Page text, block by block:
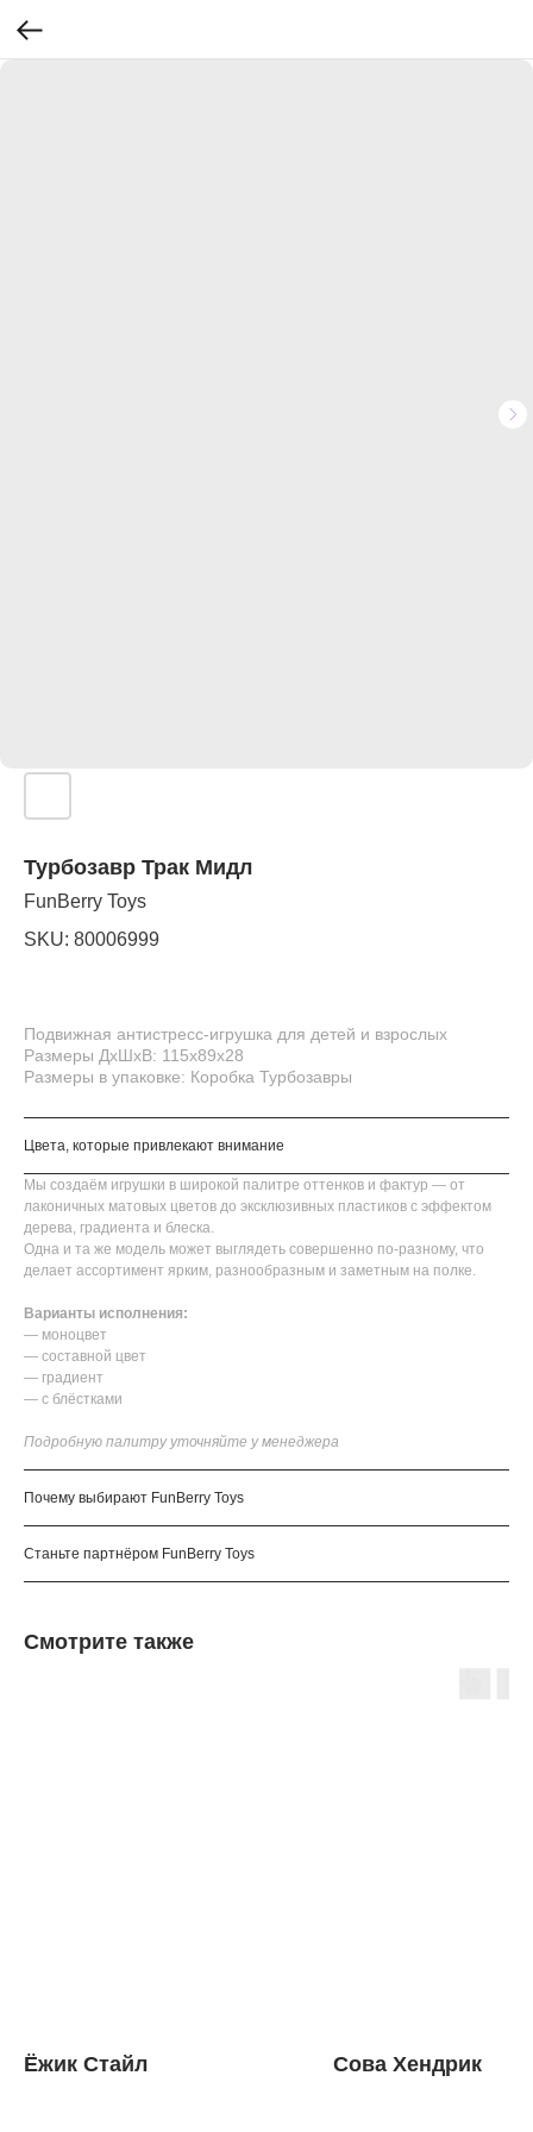
Турбозавр Трак Мидл
FunBerry Toys
SKU: 80006999
Подвижная антистресс-игрушка для детей и взрослых
Размеры ДхШхВ: 115х89х28
Размеры в упаковке: Коробка Турбозавры
Цвета, которые привлекают внимание
Мы создаём игрушки в широкой палитре оттенков и фактур — от
лаконичных матовых цветов до эксклюзивных пластиков с эффектом
дерева, градиента и блеска.
Одна и та же модель может выглядеть совершенно по-разному, что
делает ассортимент ярким, разнообразным и заметным на полке.
Варианты исполнения:
— моноцвет
— составной цвет
— градиент
— с блёстками
Подробную палитру уточняйте у менеджера
Почему выбирают FunBerry Toys
Станьте партнёром FunBerry Toys
Смотрите также
Ёжик Стайл Сова Хендрик